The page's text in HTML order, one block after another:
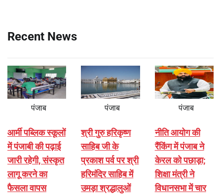
Recent News
पंजाब
आर्मी पब्लिक स्कूलों
में पंजाबी की पढ़ाई
जारी रहेगी, संस्कृत
लागू करने का
फैसला वापस
पंजाब
श्री गुरु हरिकृष्ण
साहिब जी के
प्रकाश पर्व पर श्री
हरिमंदिर साहिब में
उमड़ा श्रद्धालुओं
पंजाब
नीति आयोग की
रैंकिंग में पंजाब ने
केरल को पछाड़ा;
शिक्षा मंत्री ने
विधानसभा में चार